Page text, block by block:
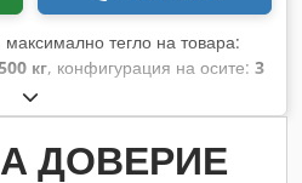
максимално тегло на товара:
кг, конфигурация на осите: 3
06/2009
мм, обща височина:2 970
огромния брой фишинг и
поща ще бъдат
ДОВЕРИЕ